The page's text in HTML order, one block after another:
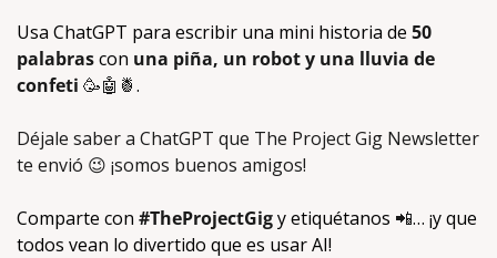
Usa ChatGPT para escribir una mini historia de 50
palabras con una piña, un robot y una lluvia de
confeti 🥳🤖 🍍.
Déjale saber a ChatGPT que The Project Gig Newsletter
te envió 😉 ¡somos buenos amigos!
Comparte con #TheProjectGig y etiquétanos 📲… ¡y que
todos vean lo divertido que es usar AI!